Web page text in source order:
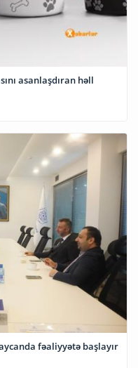
asanlaşdıran həll
fəaliyyətə başlayır